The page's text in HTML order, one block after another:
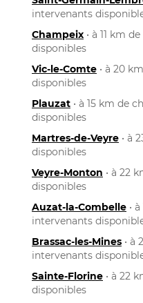
intervenants
Champeix • à 11 km
disponibles
Vic-le-Comte • à 20
disponibles
Plauzat • à 15 km de
disponibles
Martres-de-Veyre • à
disponibles
Veyre-Monton • à 22
disponibles
Auzat-la-Combelle •
intervenants
Brassac-les-Mines • à
intervenants
Sainte-Florine • à 22
disponibles